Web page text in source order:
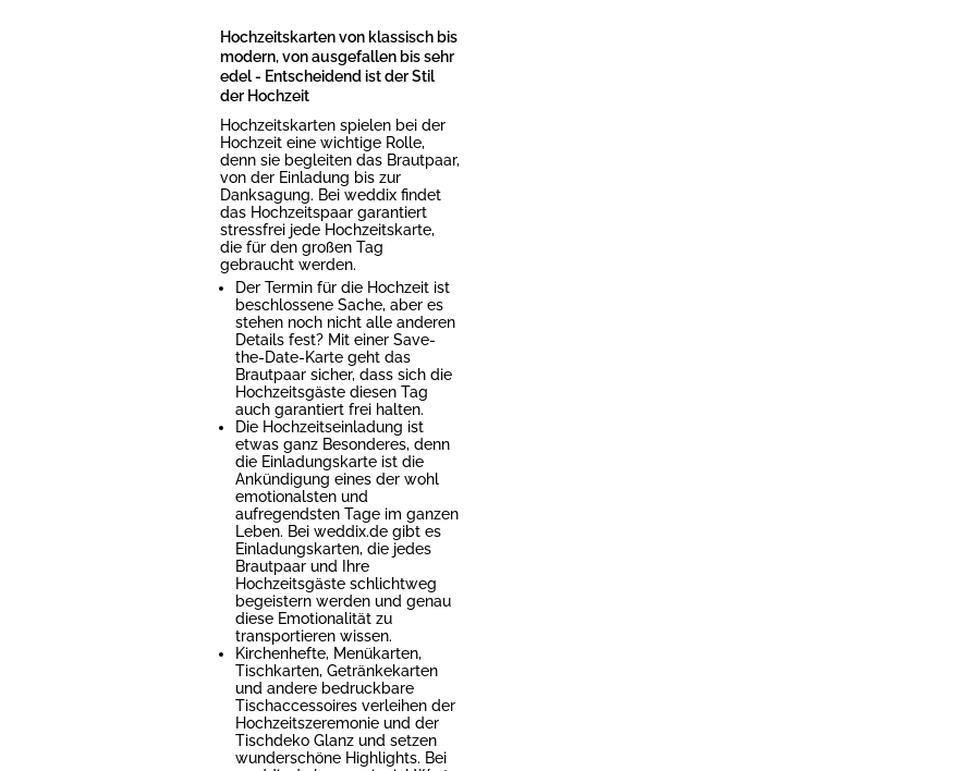
Hochzeitskarten von klassisch bis
modern, von ausgefallen bis sehr
edel - Entscheidend ist der Stil
der Hochzeit
Hochzeitskarten spielen bei der
Hochzeit eine wichtige Rolle,
denn sie begleiten das Brautpaar,
von der Einladung bis zur
Danksagung. Bei weddix findet
das Hochzeitspaar garantiert
stressfrei jede Hochzeitskarte,
die für den großen Tag
gebraucht werden.
Der Termin für die Hochzeit ist
beschlossene Sache, aber es
stehen noch nicht alle anderen
Details fest? Mit einer Save-
the-Date-Karte geht das
Brautpaar sicher, dass sich die
Hochzeitsgäste diesen Tag
auch garantiert frei halten.
Die Hochzeitseinladung ist
etwas ganz Besonderes, denn
die Einladungskarte ist die
Ankündigung eines der wohl
emotionalsten und
aufregendsten Tage im ganzen
Leben. Bei weddix.de gibt es
Einladungskarten, die jedes
Brautpaar und Ihre
Hochzeitsgäste schlichtweg
begeistern werden und genau
diese Emotionalität zu
transportieren wissen.
Kirchenhefte, Menükarten,
Tischkarten, Getränkekarten
und andere bedruckbare
Tischaccessoires verleihen der
Hochzeitszeremonie und der
Tischdeko Glanz und setzen
wunderschöne Highlights. Bei